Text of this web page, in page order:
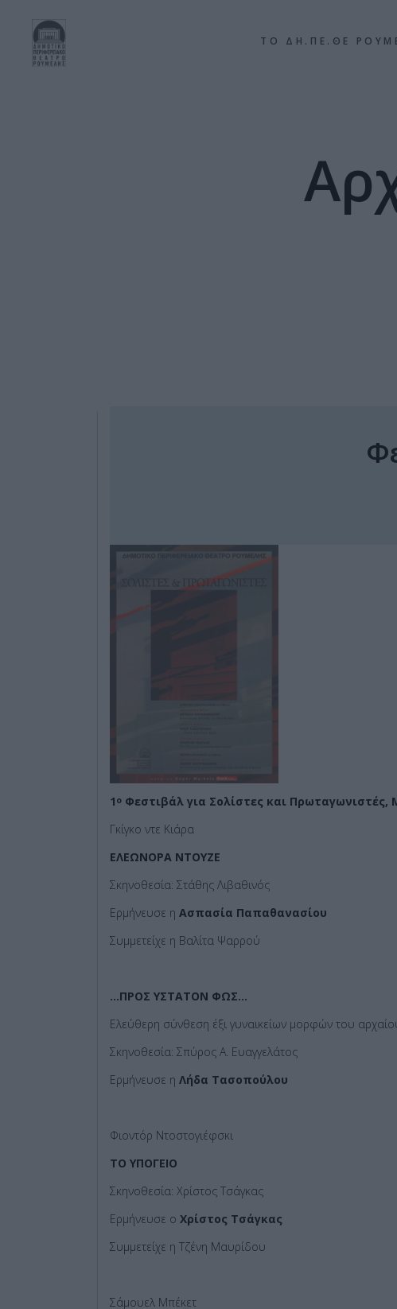
ΤΟ ΔΗ.ΠΕ.ΘΕ
1 ο Φεστιβάλ για Σολίστες και Πρωταγωνιστές,
Γκίγκο ντε Κιάρα
ΕΛΕΩΝΟΡΑ ΝΤΟΥΖΕ
Σκηνοθεσία: Στάθης Λιβαθινός
Ερμήνευσε η Ασπασία Παπαθανασίου
Συμμετείχε η Βαλίτα Ψαρρού
…ΠΡΟΣ ΥΣΤΑΤΟΝ ΦΩΣ…
Ελεύθερη σύνθεση έξι γυναικείων μορφών του
Σκηνοθεσία: Σπύρος Α. Ευαγγελάτος
Ερμήνευσε η Λήδα Τασοπούλου
Φιοντόρ Ντοστογιέφσκι
ΤΟ ΥΠΟΓΕΙΟ
Σκηνοθεσία: Χρίστος Τσάγκας
Ερμήνευσε ο Χρίστος Τσάγκας
Συμμετείχε η Τζένη Μαυρίδου
Σάμουελ Μπέκετ